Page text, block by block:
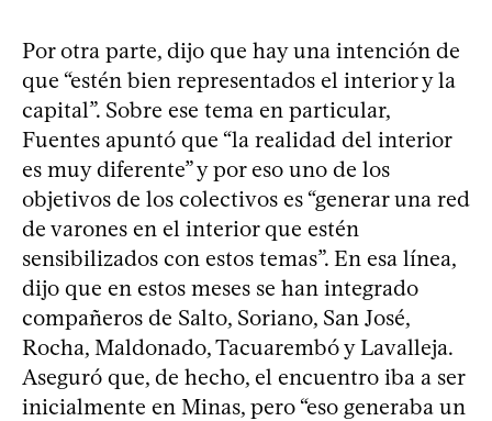
Por otra parte, dijo que hay una intención de
que “estén bien representados el interior y la
capital”. Sobre ese tema en particular,
Fuentes apuntó que “la realidad del interior
es muy diferente” y por eso uno de los
objetivos de los colectivos es “generar una red
de varones en el interior que estén
sensibilizados con estos temas”. En esa línea,
dijo que en estos meses se han integrado
compañeros de Salto, Soriano, San José,
Rocha, Maldonado, Tacuarembó y Lavalleja.
Aseguró que, de hecho, el encuentro iba a ser
inicialmente en Minas, pero “eso generaba un